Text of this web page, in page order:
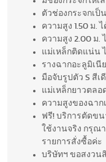
ตัวช่องกระจกเป็
ความสูง 1.50 ม.
ความสูง 2.00 ม.
แม่เหล็กติดแน่น
รางฉากอะลูมิเนี
มือจับรูปตัว S สีเ
แม่เหล็กยาวตลอ
ความสูงของฉาก
ฟรี! บริการตัดขน
ใช้งานจริง กรุณ
รายการสั่งซื้อค่ะ
บริษัทฯ ขอสงวน